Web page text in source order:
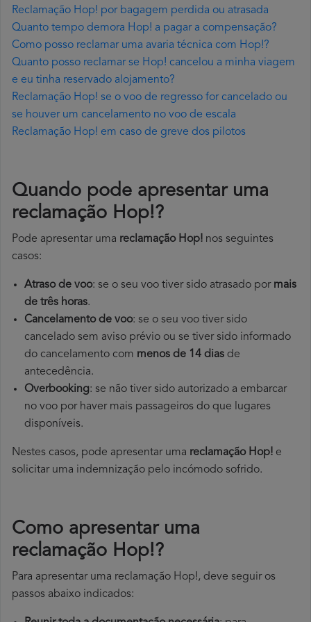
Reclamação Hop! por bagagem perdida ou atrasada
Quanto tempo demora Hop! a pagar a compensação?
Como posso reclamar uma avaria técnica com Hop!?
Quanto posso reclamar se Hop! cancelou a minha viagem
e eu tinha reservado alojamento?
Reclamação Hop! se o voo de regresso for cancelado ou
se houver um cancelamento no voo de escala
Reclamação Hop! em caso de greve dos pilotos
Quando pode apresentar uma
reclamação Hop!?
Pode apresentar uma reclamação Hop! nos seguintes
casos:
Atraso de voo: se o seu voo tiver sido atrasado por mais
de três horas.
Cancelamento de voo: se o seu voo tiver sido
cancelado sem aviso prévio ou se tiver sido informado
do cancelamento com menos de 14 dias de
antecedência.
Overbooking: se não tiver sido autorizado a embarcar
no voo por haver mais passageiros do que lugares
disponíveis.
Nestes casos, pode apresentar uma reclamação Hop! e
solicitar uma indemnização pelo incómodo sofrido.
Como apresentar uma
reclamação Hop!?
Para apresentar uma reclamação Hop!, deve seguir os
passos abaixo indicados: